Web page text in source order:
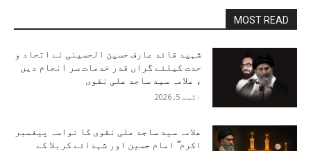
MOST READ
شہید قائد عارف حسین الحسینی نے اتحاد و
حدت کیلئے گراں قدر خدمات سر انجام دیں
، علامہ سید ساجد علی نقوی
اگست 5, 2026
علامہ سید ساجد علی نقوی کا نواسہ پیغمبر
اکرم ۖ امام حسین اور شہدائے کربلا کے